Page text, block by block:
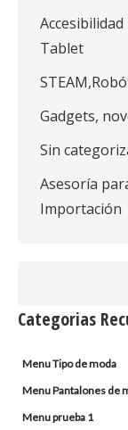
Tablet
Gadgets,
Sin
Asesoría
Importación
Categorias
Menu Tipo de moda
Menu Pantalones de
Menu prueba 1